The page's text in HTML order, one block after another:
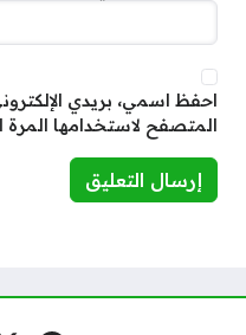
احفظ اسمي، بريدي
المتصفح لاستخدامها المرة